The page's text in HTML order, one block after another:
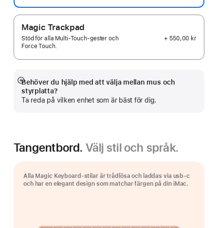
Magic Trackpad
Stöd för alla Multi‑Touch-gester och
Force Touch.
+ 550,00 kr
Behöver du hjälp med att välja mellan mus och
styrplatta?
Ta reda på vilken enhet som är bäst för dig.
Visa
mer
Tangentbord. Välj stil och språk.
Alla Magic Keyboard-stilar är trådlösa och laddas via usb-c
och har en elegant design som matchar färgen på din iMac.